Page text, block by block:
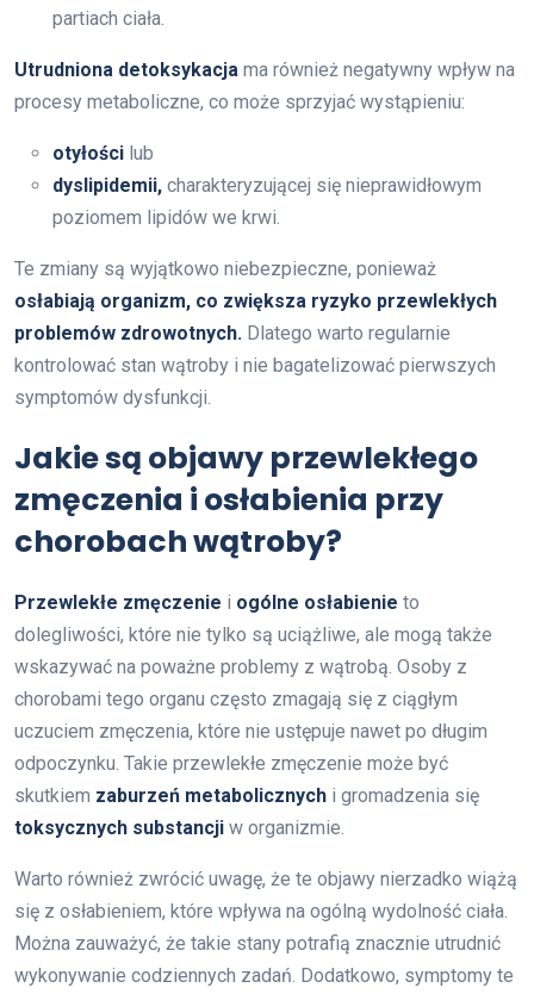
partiach ciała.
Utrudniona detoksykacja ma również negatywny wpływ na
procesy metaboliczne, co może sprzyjać wystąpieniu:
otyłości lub
dyslipidemii, charakteryzującej się nieprawidłowym
poziomem lipidów we krwi.
Te zmiany są wyjątkowo niebezpieczne, ponieważ
osłabiają organizm, co zwiększa ryzyko przewlekłych
problemów zdrowotnych. Dlatego warto regularnie
kontrolować stan wątroby i nie bagatelizować pierwszych
symptomów dysfunkcji.
Jakie są objawy przewlekłego
zmęczenia i osłabienia przy
chorobach wątroby?
Przewlekłe zmęczenie i ogólne osłabienie to
dolegliwości, które nie tylko są uciążliwe, ale mogą także
wskazywać na poważne problemy z wątrobą. Osoby z
chorobami tego organu często zmagają się z ciągłym
uczuciem zmęczenia, które nie ustępuje nawet po długim
odpoczynku. Takie przewlekłe zmęczenie może być
skutkiem zaburzeń metabolicznych i gromadzenia się
toksycznych substancji w organizmie.
Warto również zwrócić uwagę, że te objawy nierzadko wiążą
się z osłabieniem, które wpływa na ogólną wydolność ciała.
Można zauważyć, że takie stany potrafią znacznie utrudnić
wykonywanie codziennych zadań. Dodatkowo, symptomy te